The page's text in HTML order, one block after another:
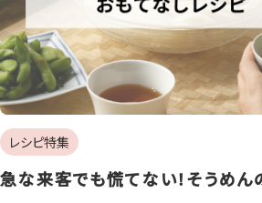
レシピ特集
急な来客でも慌てない！そうめん